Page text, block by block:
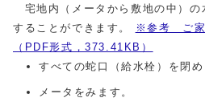
宅地内（メータから敷地の中）の
することができます。
※参考 ご家
（PDF形式，373.41KB）
すべての蛇口（給水栓）を閉め
メータをみます。